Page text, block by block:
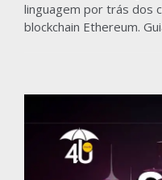
linguagem por trás dos
blockchain Ethereum.